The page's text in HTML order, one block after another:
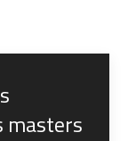
masters